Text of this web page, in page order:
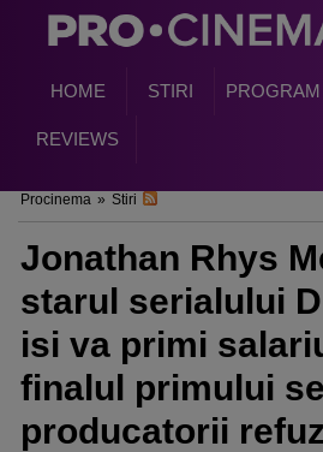
HOME STIRI
REVIEWS
Procinema » Stiri
Jonathan Rhys
starul serialului
isi va primi
finalul primului
producatorii